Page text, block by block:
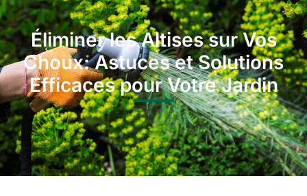
Éliminer les Altises sur Vos
Choux: Astuces et Solutions
Efficaces pour Votre Jardin